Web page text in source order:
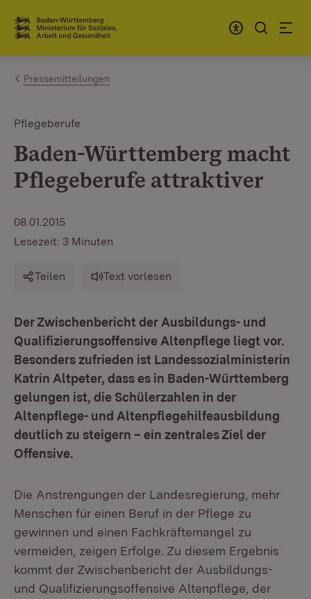
Zum Inhalt springen
Link zur Startseite
Pressemitteilungen
Pflegeberufe
Baden-Württemberg macht
Pflegeberufe attraktiver
08.01.2015
Lesezeit: 3 Minuten
Teilen Text vorlesen
Der Zwischenbericht der Ausbildungs- und
Qualifizierungsoffensive Altenpflege liegt vor.
Besonders zufrieden ist Landessozialministerin
Katrin Altpeter, dass es in Baden-Württemberg
gelungen ist, die Schülerzahlen in der
Altenpflege- und Altenpflegehilfeausbildung
deutlich zu steigern – ein zentrales Ziel der
Offensive.
Die Anstrengungen der Landesregierung, mehr
Menschen für einen Beruf in der Pflege zu
gewinnen und einen Fachkräftemangel zu
vermeiden, zeigen Erfolge. Zu diesem Ergebnis
kommt der Zwischenbericht der Ausbildungs-
und Qualifizierungsoffensive Altenpflege, der